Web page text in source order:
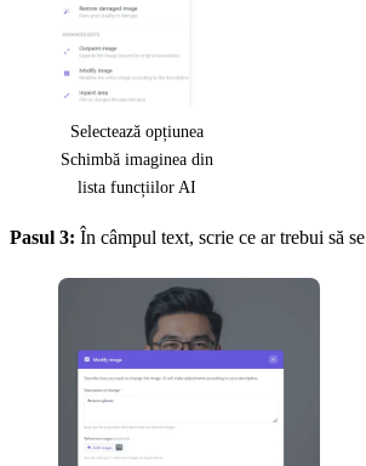
Selectează opțiunea
Schimbă imaginea din
lista funcțiilor AI
Pasul 3: În câmpul text, scrie ce ar trebui să